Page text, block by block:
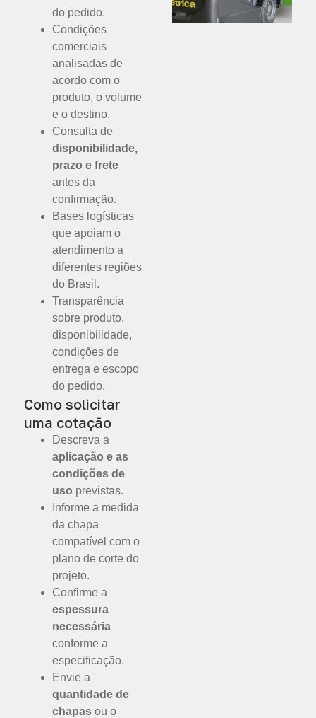
do pedido.
Condições
comerciais
analisadas de
acordo com o
produto, o volume
e o destino.
Consulta de
disponibilidade,
prazo e frete
antes da
confirmação.
Bases logísticas
que apoiam o
atendimento a
diferentes regiões
do Brasil.
Transparência
sobre produto,
disponibilidade,
condições de
entrega e escopo
do pedido.
Como solicitar
uma cotação
Descreva a
aplicação e as
condições de
uso previstas.
Informe a medida
da chapa
compatível com o
plano de corte do
projeto.
Confirme a
espessura
necessária
conforme a
especificação.
Envie a
quantidade de
chapas ou o